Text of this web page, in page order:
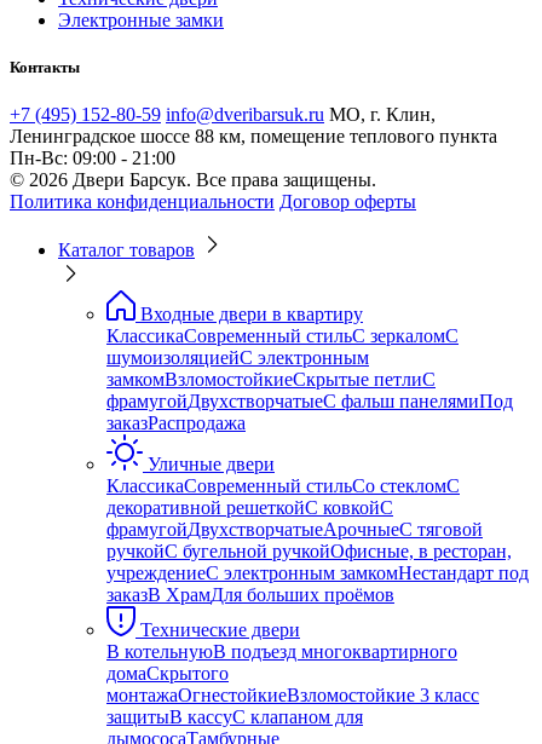
Электронные замки
Контакты
+7 (495) 152-80-59 info@dveribarsuk.ru МО, г. Клин,
Ленинградское шоссе 88 км, помещение теплового пункта
Пн-Вс: 09:00 - 21:00
© 2026 Двери Барсук. Все права защищены.
Политика конфиденциальности Договор оферты
Каталог товаров
Входные двери в квартиру
КлассикаСовременный стильС зеркаломС
шумоизоляциейС электронным
замкомВзломостойкиеСкрытые петлиС
фрамугойДвухстворчатыеС фальш панелямиПод
заказРаспродажа
Уличные двери
КлассикаСовременный стильСо стекломС
декоративной решеткойС ковкойС
фрамугойДвухстворчатыеАрочныеС тяговой
ручкойС бугельной ручкойОфисные, в ресторан,
учреждениеС электронным замкомНестандарт под
заказВ ХрамДля больших проёмов
Технические двери
В котельнуюВ подъезд многоквартирного
домаСкрытого
монтажаОгнестойкиеВзломостойкие 3 класс
защитыВ кассуС клапаном для
дымососаТамбурные